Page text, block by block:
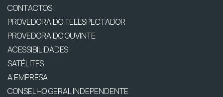
CONTACTOS
PROVEDORA DO TELESPECTADOR
PROVEDORA DO OUVINTE
ACESSIBILIDADES
SATÉLITES
A EMPRESA
CONSELHO GERAL INDEPENDENTE